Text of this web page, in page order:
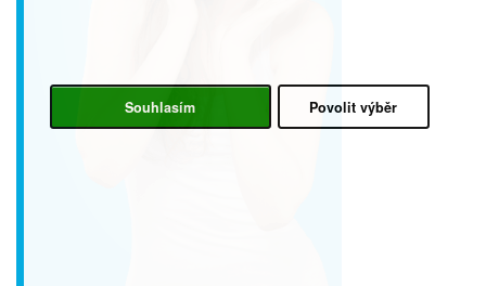
Souhlasím Povolit výběr